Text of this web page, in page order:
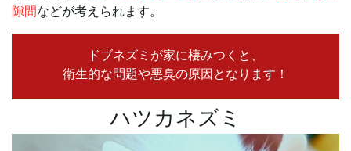
隙間などが考えられます。
ドブネズミが家に棲みつくと、
衛生的な問題や悪臭の原因となります！
ハツカネズミ